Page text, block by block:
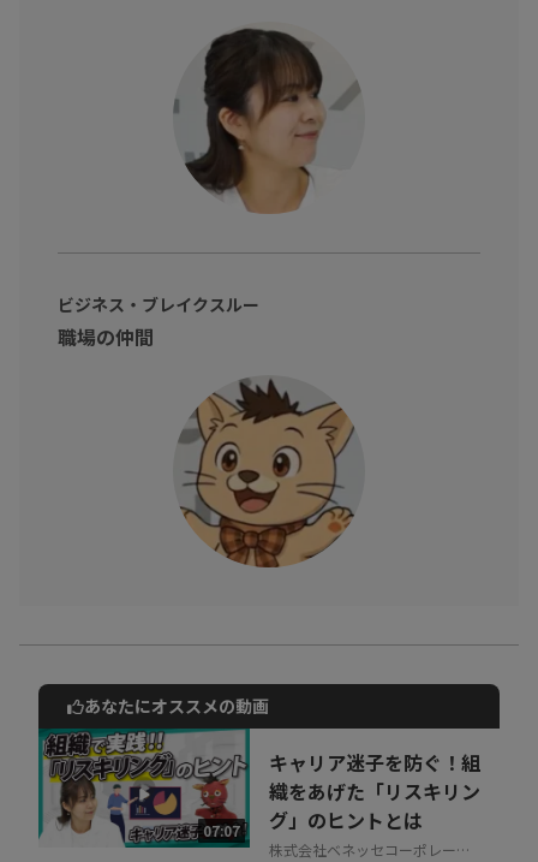
※動画内のデータや実数、所属・肩書は撮影当時のものです
ビジネス・ブレイクスルー
職場の仲間
動画でご紹介しているサービスについて
お気軽にご相談・ご質問いただけます！
30秒でお申し込み可能
相談を希望する 無料
あなたにオススメの動画
07:07
キャリア迷子を防ぐ！組
織をあげた「リスキリン
グ」のヒントとは
株式会社ベネッセコーポレーシ